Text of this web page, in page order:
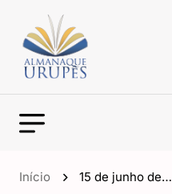
Início 15 de junho de…